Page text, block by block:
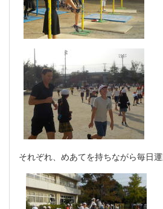
それぞれ、めあてを持ちながら毎日運